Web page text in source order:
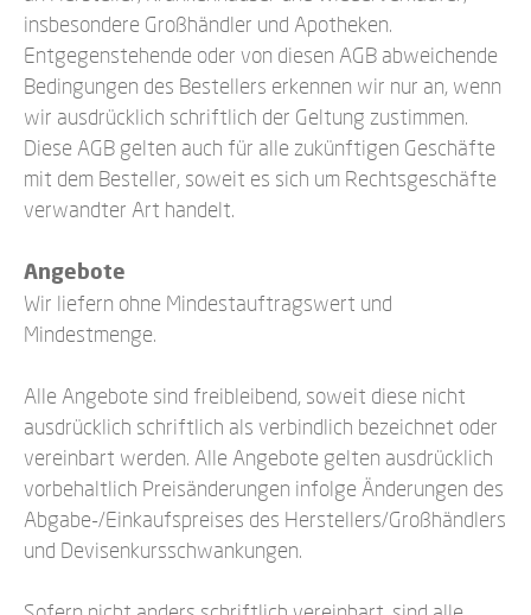
insbesondere Großhändler und Apotheken.
Entgegenstehende oder von diesen AGB abweichende
Bedingungen des Bestellers erkennen wir nur an, wenn
wir ausdrücklich schriftlich der Geltung zustimmen.
Diese AGB gelten auch für alle zukünftigen Geschäfte
mit dem Besteller, soweit es sich um Rechtsgeschäfte
verwandter Art handelt.
Angebote
Wir liefern ohne Mindestauftragswert und
Mindestmenge.
Alle Angebote sind freibleibend, soweit diese nicht
ausdrücklich schriftlich als verbindlich bezeichnet oder
vereinbart werden. Alle Angebote gelten ausdrücklich
vorbehaltlich Preisänderungen infolge Änderungen des
Abgabe-/Einkaufspreises des Herstellers/Großhändlers
und Devisenkursschwankungen.